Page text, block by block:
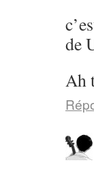
de
Ah